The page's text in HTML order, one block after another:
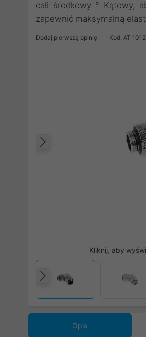
cali środkowy ° Kątowy,
zapewnić maksymalną
Dodaj pierwszą opinię Kod:
Kliknij, aby
Poprzedni
Opis